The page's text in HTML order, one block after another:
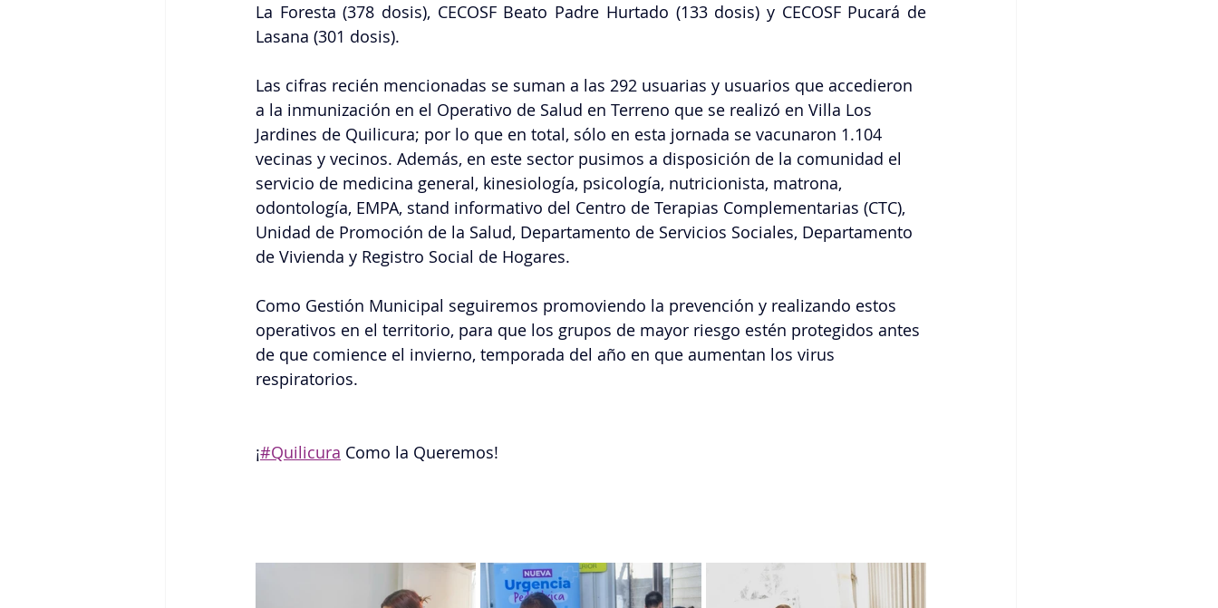
La Foresta (378 dosis), CECOSF Beato Padre Hurtado (133 dosis) y CECOSF Pucará de
Lasana (301 dosis).
Las cifras recién mencionadas se suman a las 292 usuarias y usuarios que accedieron
a la inmunización en el Operativo de Salud en Terreno que se realizó en Villa Los
Jardines de Quilicura; por lo que en total, sólo en esta jornada se vacunaron 1.104
vecinas y vecinos. Además, en este sector pusimos a disposición de la comunidad el
servicio de medicina general, kinesiología, psicología, nutricionista, matrona,
odontología, EMPA, stand informativo del Centro de Terapias Complementarias (CTC),
Unidad de Promoción de la Salud, Departamento de Servicios Sociales, Departamento
de Vivienda y Registro Social de Hogares.
Como Gestión Municipal seguiremos promoviendo la prevención y realizando estos
operativos en el territorio, para que los grupos de mayor riesgo estén protegidos antes
de que comience el invierno, temporada del año en que aumentan los virus
respiratorios.
¡#Quilicura Como la Queremos!